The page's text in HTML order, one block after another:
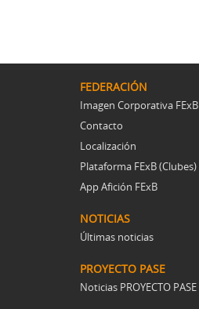
FEDERACIÓN
Imagen Corporativa FExB
Contacto
Localización
Plataforma FExB (Clubes)
App Afición FExB
NOTICIAS
Últimas noticias
PROYECTO PASE
Noticias PROYECTO PASE